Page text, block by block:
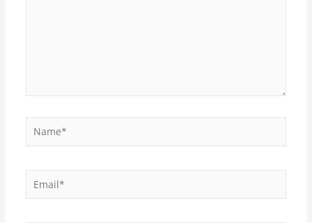
Name*
Email*